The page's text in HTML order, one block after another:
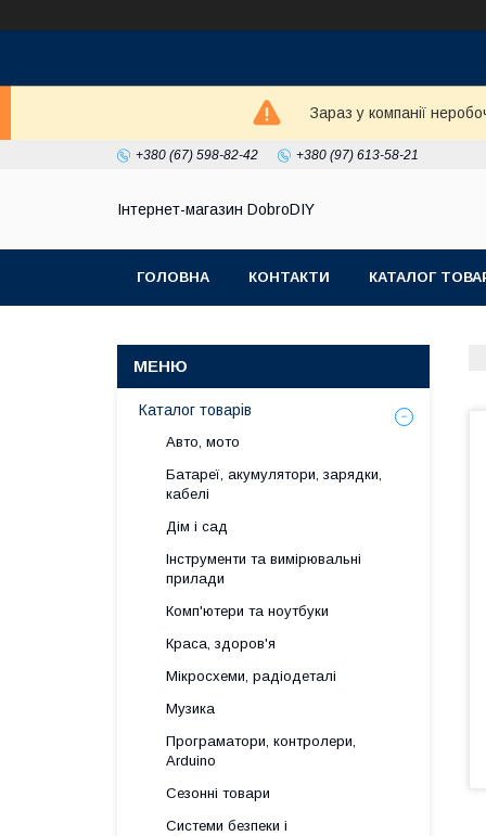
Зараз у компанії
+380 (67) 598-82-42 +380 (97) 613-58-21
Інтернет-магазин DobroDIY
ГОЛОВНА КОНТАКТИ КАТАЛОГ
Каталог товарів
Авто, мото
Батареї, акумулятори, зарядки,
кабелі
Дім і сад
Інструменти та вимірювальні
прилади
Комп'ютери та ноутбуки
Краса, здоров'я
Мікросхеми, радіодеталі
Музика
Програматори, контролери,
Arduino
Сезонні товари
Системи безпеки і